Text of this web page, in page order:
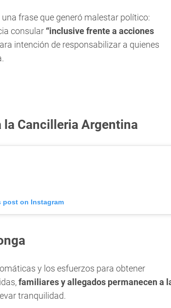
frase que generó malestar político:
consular “inclusive frente a acciones
intención de responsabilizar a quienes
la Cancilleria Argentina
post on Instagram
y los esfuerzos para obtener
familiares y allegados permanecen a
tranquilidad.